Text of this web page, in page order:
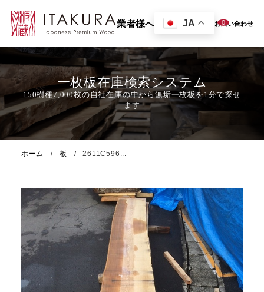
業者様へ JA 0
お問い合わせ
一枚板在庫検索システム
ホーム 板 2611C596...